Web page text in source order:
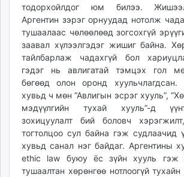
тодорхойлдог юм билээ.
Аргентин зэрэг орнуудад нотолж
тушаалаас чөлөөлөөд зогсохгүй
заавал хүлээлгэдэг жишиг байна.
тайлбарлаж чадахгүй бол
гэдэг нь авлигатай тэмцэх гол
бөгөөд олон оронд
хувьд ч мөн “Авлигын эсрэг хууль”,
мэдүүлгийн тухай хууль”-д
зохицуулалт бий боловч
тогтолцоо сул байна гэж судлаачид
хувьд санал нэг байдаг. Аргентины
ethic law буюу ёс зүйн хууль гэж
тушаалтан хөрөнгөө нотлоогүй